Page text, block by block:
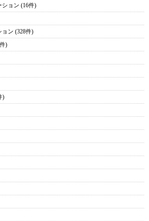
ョン (16件)
ン (328件)
)
)